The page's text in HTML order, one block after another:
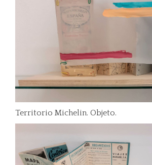
Territorio Michelin. Objeto.